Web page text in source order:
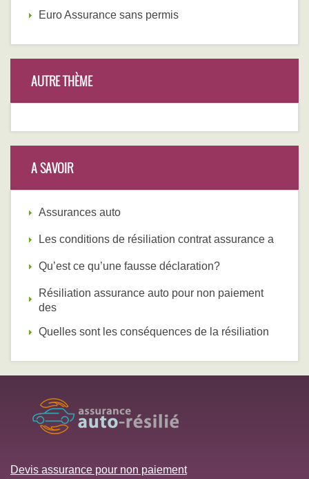
Euro Assurance sans permis
AUTRE THÈME
A SAVOIR
Assurances auto
Les conditions de résiliation contrat assurance a
Qu’est ce qu’une fausse déclaration?
Résiliation assurance auto pour non paiement
des
Quelles sont les conséquences de la résiliation
Devis assurance pour non paiement